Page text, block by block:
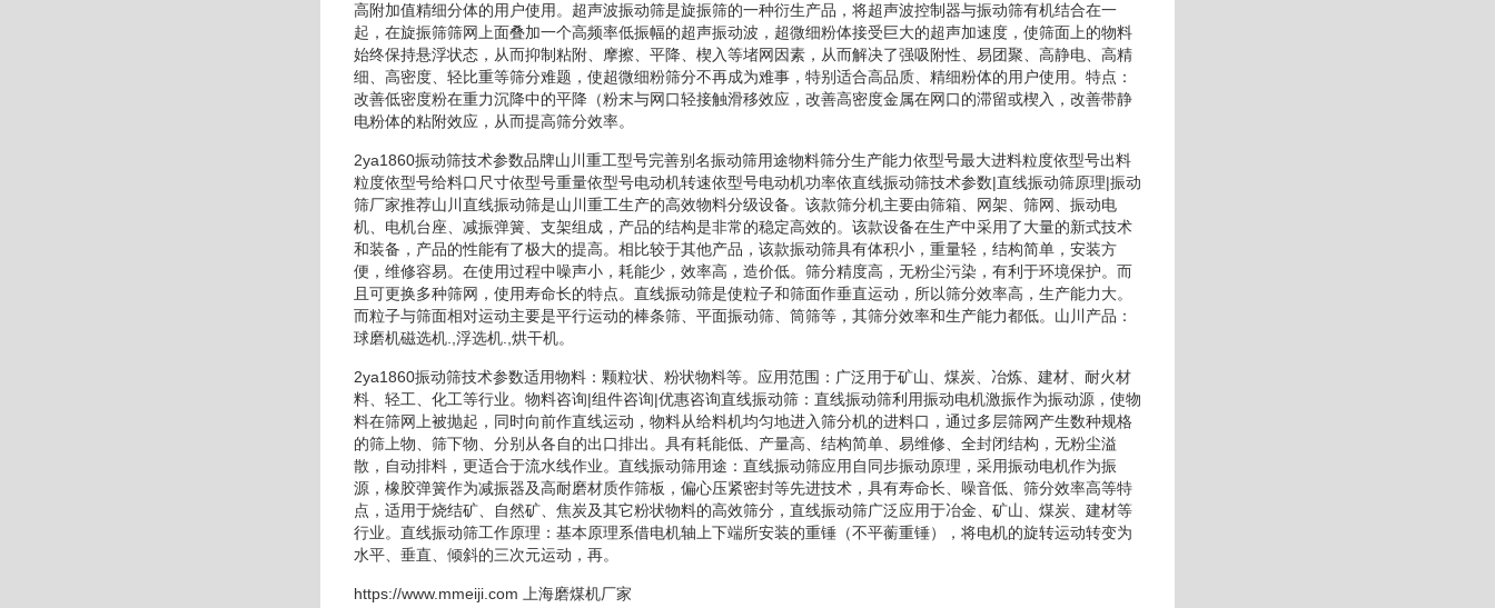
高附加值精细分体的用户使用。超声波振动筛是旋振筛的一种衍生产品，将超声波控制器与振动筛有机结合在一
起，在旋振筛筛网上面叠加一个高频率低振幅的超声振动波，超微细粉体接受巨大的超声加速度，使筛面上的物料
始终保持悬浮状态，从而抑制粘附、摩擦、平降、楔入等堵网因素，从而解决了强吸附性、易团聚、高静电、高精
细、高密度、轻比重等筛分难题，使超微细粉筛分不再成为难事，特别适合高品质、精细粉体的用户使用。特点：
改善低密度粉在重力沉降中的平降（粉末与网口轻接触滑移效应，改善高密度金属在网口的滞留或楔入，改善带静
电粉体的粘附效应，从而提高筛分效率。
2ya1860振动筛技术参数品牌山川重工型号完善别名振动筛用途物料筛分生产能力依型号最大进料粒度依型号出料
粒度依型号给料口尺寸依型号重量依型号电动机转速依型号电动机功率依直线振动筛技术参数|直线振动筛原理|振动
筛厂家推荐山川直线振动筛是山川重工生产的高效物料分级设备。该款筛分机主要由筛箱、网架、筛网、振动电
机、电机台座、减振弹簧、支架组成，产品的结构是非常的稳定高效的。该款设备在生产中采用了大量的新式技术
和装备，产品的性能有了极大的提高。相比较于其他产品，该款振动筛具有体积小，重量轻，结构简单，安装方
便，维修容易。在使用过程中噪声小，耗能少，效率高，造价低。筛分精度高，无粉尘污染，有利于环境保护。而
且可更换多种筛网，使用寿命长的特点。直线振动筛是使粒子和筛面作垂直运动，所以筛分效率高，生产能力大。
而粒子与筛面相对运动主要是平行运动的棒条筛、平面振动筛、筒筛等，其筛分效率和生产能力都低。山川产品：
球磨机磁选机.,浮选机.,烘干机。
2ya1860振动筛技术参数适用物料：颗粒状、粉状物料等。应用范围：广泛用于矿山、煤炭、冶炼、建材、耐火材
料、轻工、化工等行业。物料咨询|组件咨询|优惠咨询直线振动筛：直线振动筛利用振动电机激振作为振动源，使物
料在筛网上被抛起，同时向前作直线运动，物料从给料机均匀地进入筛分机的进料口，通过多层筛网产生数种规格
的筛上物、筛下物、分别从各自的出口排出。具有耗能低、产量高、结构简单、易维修、全封闭结构，无粉尘溢
散，自动排料，更适合于流水线作业。直线振动筛用途：直线振动筛应用自同步振动原理，采用振动电机作为振
源，橡胶弹簧作为减振器及高耐磨材质作筛板，偏心压紧密封等先进技术，具有寿命长、噪音低、筛分效率高等特
点，适用于烧结矿、自然矿、焦炭及其它粉状物料的高效筛分，直线振动筛广泛应用于冶金、矿山、煤炭、建材等
行业。直线振动筛工作原理：基本原理系借电机轴上下端所安装的重锤（不平蘅重锤），将电机的旋转运动转变为
水平、垂直、倾斜的三次元运动，再。
https://www.mmeiji.com 上海磨煤机厂家